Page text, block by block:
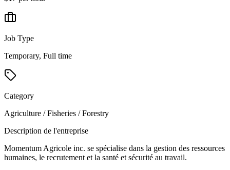
Job Type
Temporary, Full time
Category
Agriculture / Fisheries / Forestry
Description de l'entreprise
Momentum Agricole inc. se spécialise dans la gestion des ressources
humaines, le recrutement et la santé et sécurité au travail.